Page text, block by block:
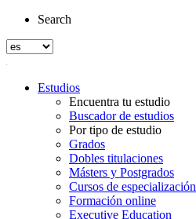
Search
Estudios
Encuentra tu estudio
Buscador de estudios
Por tipo de estudio
Grados
Dobles titulaciones
Másters y Postgrados
Cursos de especialización
Formación online
Executive Education